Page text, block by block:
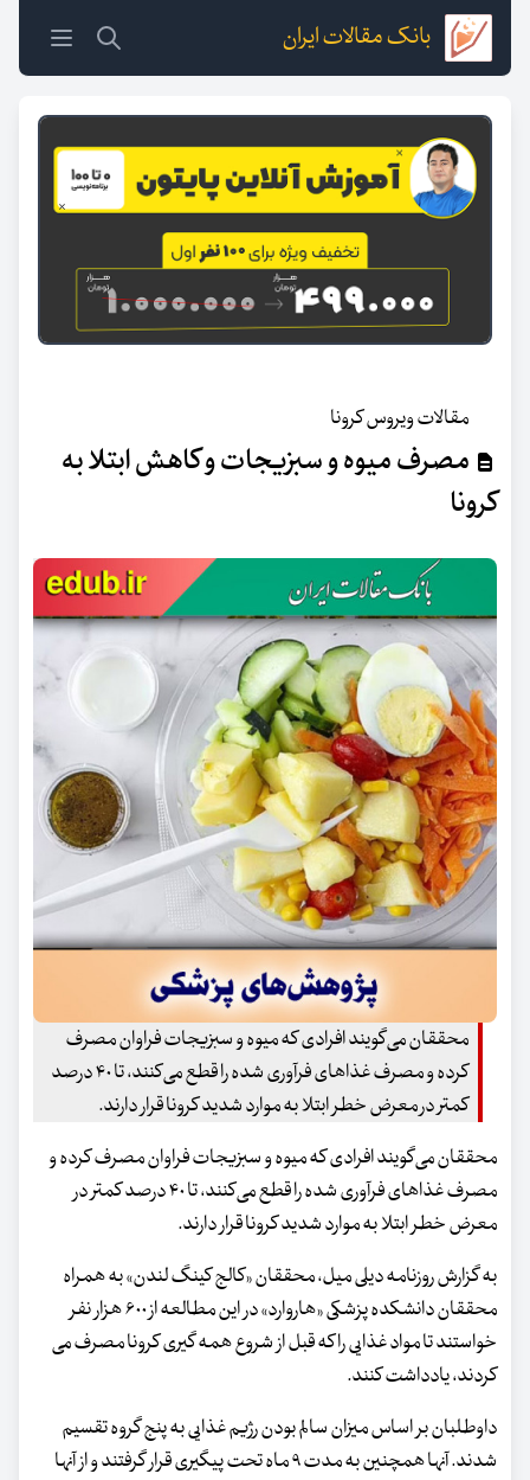
بانک مقالات ایران
مقالات ویروس کرونا
مصرف میوه و سبزیجات و کاهش ابتلا به
کرونا
محققان می‌گویند افرادی که میوه و سبزیجات فراوان مصرف
کرده و مصرف غذاهای فرآوری شده را قطع می‌کنند، تا ۴۰ درصد
کمتر در معرض خطر ابتلا به موارد شدید کرونا قرار دارند.
محققان می‌گویند افرادی که میوه و سبزیجات فراوان مصرف کرده و
مصرف غذاهای فرآوری شده را قطع می‌کنند، تا ۴۰ درصد کمتر در
معرض خطر ابتلا به موارد شدید کرونا قرار دارند.
به گزارش روزنامه دیلی میل، محققان «کالج کینگ لندن» به همراه
محققان دانشکده پزشکی «هاروارد» در این مطالعه از ۶۰۰ هزار نفر
خواستند تا مواد غذایی را که قبل از شروع همه گیری کرونا مصرف می
کردند، یادداشت کنند.
داوطلبان بر اساس میزان سالم بودن رژیم غذایی به پنج گروه تقسیم
شدند. آنها همچنین به مدت ۹ ماه تحت پیگیری قرار گرفتند و از آنها